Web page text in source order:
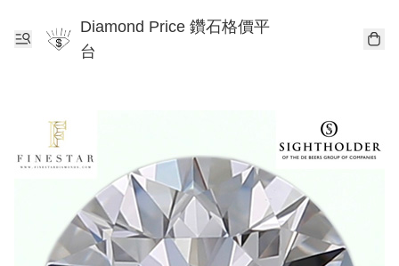
Diamond Price 鑽石格價平
台